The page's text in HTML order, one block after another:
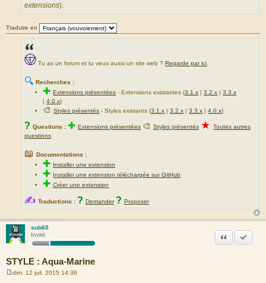
extensions).
Traduire en
Tu as un forum et tu veux aussi un site web ? Regarde par ici
🔍 Recherches :
✚Extensions présentées -Extensions existantes (3.1.x |3.2.x |3.3.x
|4.0.x)
🎨Styles présentés - Styles existants (3.1.x |3.2.x |3.3.x |4.0.x)
? Questions : ✚ Extensions présentées 🎨 Styles présentés ★ Toutes autres
questions
📖 Documentations :
✚ Installer une extension
✚ Installer une extension téléchargée sur GitHub
✚Créer une extension
✍ Traductions : ? Demander ? Proposer
sub60
Invité
STYLE : Aqua-Marine
Citation
dim. 12 juil. 2015 14:38